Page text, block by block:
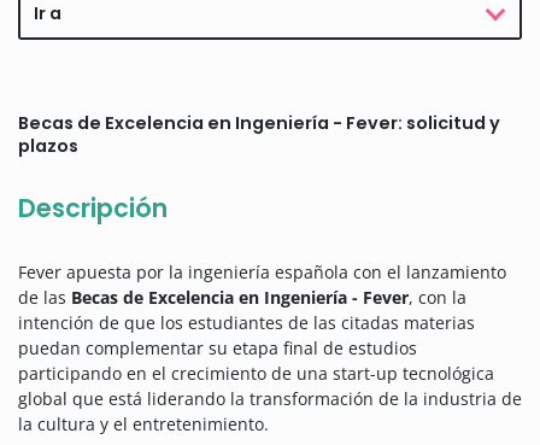
Ir a
Becas de Excelencia en Ingeniería - Fever: solicitud y
plazos
Descripción
Fever apuesta por la ingeniería española con el lanzamiento
de las Becas de Excelencia en Ingeniería - Fever, con la
intención de que los estudiantes de las citadas materias
puedan complementar su etapa final de estudios
participando en el crecimiento de una start-up tecnológica
global que está liderando la transformación de la industria de
la cultura y el entretenimiento.